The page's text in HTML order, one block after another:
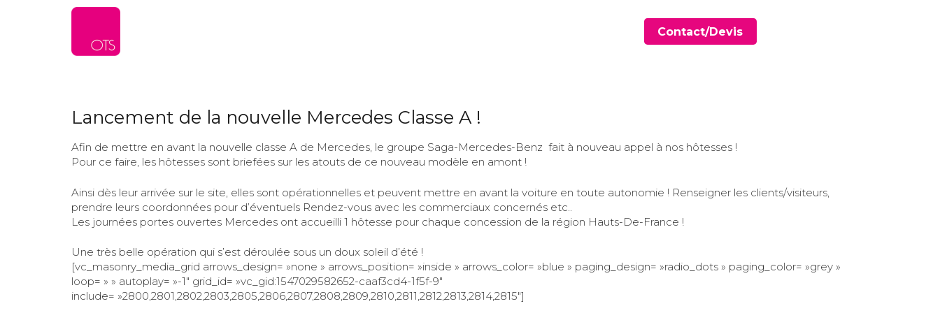
Contact/Devis
Lancement de la nouvelle Mercedes Classe A !
Afin de mettre en avant la nouvelle classe A de Mercedes, le groupe Saga-Mercedes-Benz fait à nouveau appel à nos hôtesses !
Pour ce faire, les hôtesses sont briefées sur les atouts de ce nouveau modèle en amont !
Ainsi dès leur arrivée sur le site, elles sont opérationnelles et peuvent mettre en avant la voiture en toute autonomie ! Renseigner les clients/visiteurs,
prendre leurs coordonnées pour d’éventuels Rendez-vous avec les commerciaux concernés etc..
Les journées portes ouvertes Mercedes ont accueilli 1 hôtesse pour chaque concession de la région Hauts-De-France !
Une très belle opération qui s’est déroulée sous un doux soleil d’été !
[vc_masonry_media_grid arrows_design= »none » arrows_position= »inside » arrows_color= »blue » paging_design= »radio_dots » paging_color= »grey »
loop= » » autoplay= »-1″ grid_id= »vc_gid:1547029582652-caaf3cd4-1f5f-9″
include= »2800,2801,2802,2803,2805,2806,2807,2808,2809,2810,2811,2812,2813,2814,2815″]